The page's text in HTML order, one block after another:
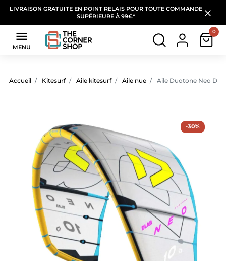
LIVRAISON GRATUITE EN POINT RELAIS POUR TOUTE COMMANDE
SUPÉRIEURE À 99€*

MENU
0
Accueil Kitesurf Aile kitesurf Aile nue Aile Duotone Neo D/
-30%